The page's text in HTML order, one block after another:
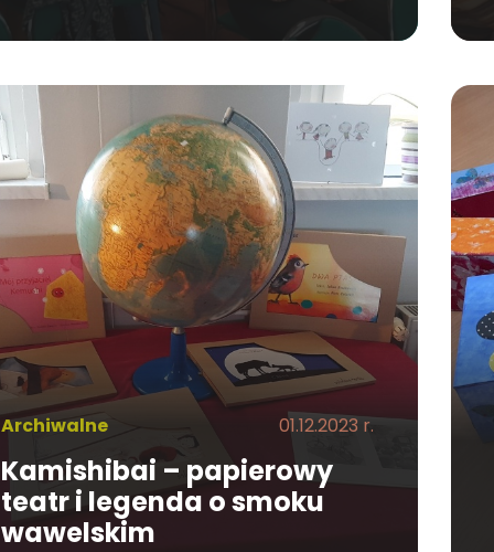
Archiwalne 01.12.2023 r.
Kamishibai – papierowy
teatr i legenda o smoku
wawelskim